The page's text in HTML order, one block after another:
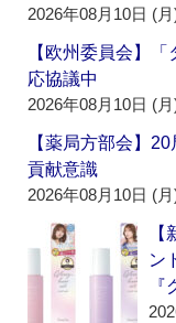
2026年08月10日 (月
【欧州委員会】
応協議中
2026年08月10日 (月
【薬局方部会】
貢献意識
2026年08月10日 (月
ン